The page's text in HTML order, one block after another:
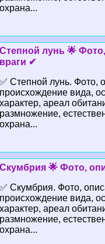
охрана...
Степной лунь 🌟
враги ✔
✅ Степной лунь. Фото,
происхождение вида,
хаpaктер, ареал
размножение,
охрана...
Скумбрия 🌟 Фото,
✅ Скумбрия. Фото,
происхождение вида,
хаpaктер, ареал
размножение,
охрана...